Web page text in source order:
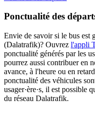
Ponctualité des
Envie de savoir si le bus est
(Dalatrafik)? Ouvrez l'appli
ponctualité générés par les
pourrez aussi contribuer en
avance, à l'heure ou en
ponctualité des véhicules
usager·ère·s, il est possible
du réseau Dalatrafik.